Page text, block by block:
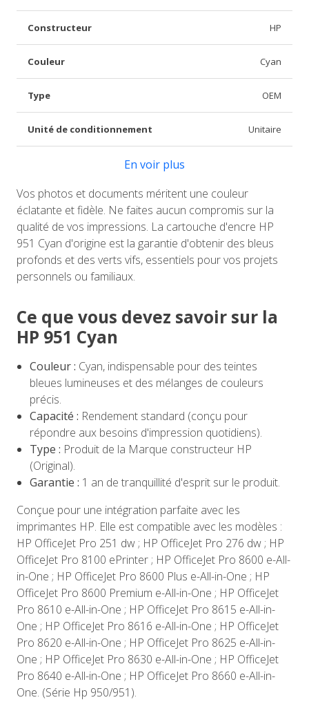
Constructeur HP
Couleur Cyan
Type OEM
Unité de conditionnement Unitaire
En voir plus
Vos photos et documents méritent une couleur
éclatante et fidèle. Ne faites aucun compromis sur la
qualité de vos impressions. La cartouche d'encre HP
951 Cyan d'origine est la garantie d'obtenir des bleus
profonds et des verts vifs, essentiels pour vos projets
personnels ou familiaux.
Ce que vous devez savoir sur la
HP 951 Cyan
Couleur : Cyan, indispensable pour des teintes
bleues lumineuses et des mélanges de couleurs
précis.
Capacité : Rendement standard (conçu pour
répondre aux besoins d'impression quotidiens).
Type : Produit de la Marque constructeur HP
(Original).
Garantie : 1 an de tranquillité d'esprit sur le produit.
Conçue pour une intégration parfaite avec les
imprimantes HP. Elle est compatible avec les modèles :
HP OfficeJet Pro 251 dw ; HP OfficeJet Pro 276 dw ; HP
OfficeJet Pro 8100 ePrinter ; HP OfficeJet Pro 8600 e-All-
in-One ; HP OfficeJet Pro 8600 Plus e-All-in-One ; HP
OfficeJet Pro 8600 Premium e-All-in-One ; HP OfficeJet
Pro 8610 e-All-in-One ; HP OfficeJet Pro 8615 e-All-in-
One ; HP OfficeJet Pro 8616 e-All-in-One ; HP OfficeJet
Pro 8620 e-All-in-One ; HP OfficeJet Pro 8625 e-All-in-
One ; HP OfficeJet Pro 8630 e-All-in-One ; HP OfficeJet
Pro 8640 e-All-in-One ; HP OfficeJet Pro 8660 e-All-in-
One. (Série Hp 950/951).